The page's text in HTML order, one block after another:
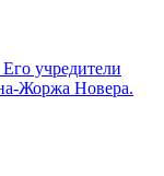
учредители
Жоржа Новера.